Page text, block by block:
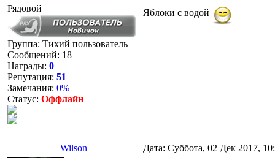
Рядовой
Группа: Тихий пользователь
Сообщений: 18
Награды: 0
Репутация: 51
Замечания: 0%
Статус: Оффлайн
Яблоки с водой
Wilson Дата: Суббота, 02 Дек 2017,